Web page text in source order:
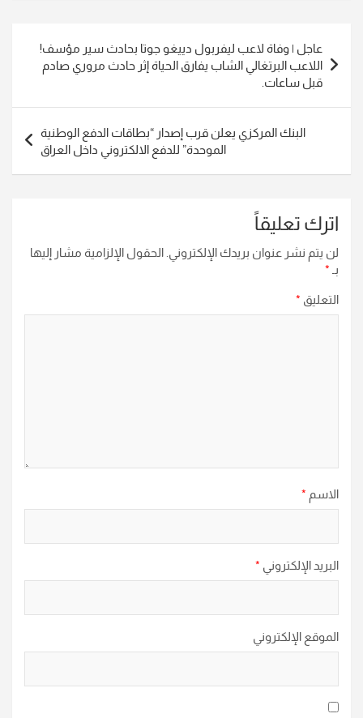
المقالات
عاجل | وفاة لاعب ليفربول دييغو جوتا بحادث سير مؤسف!
اللاعب البرتغالي الشاب يفارق الحياة إثر حادث مروري صادم
قبل ساعات.
البنك المركزي يعلن قرب إصدار “بطاقات الدفع الوطنية
الموحدة” للدفع الالكتروني داخل العراق
اترك تعليقاً
لن يتم نشر عنوان بريدك الإلكتروني. الحقول الإلزامية مشار إليها
بـ *
التعليق *
الاسم *
البريد الإلكتروني *
الموقع الإلكتروني